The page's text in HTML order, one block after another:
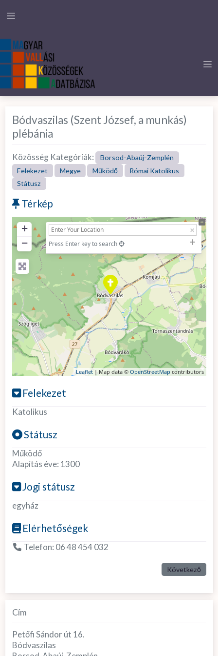
Bódvaszilas (Szent József, a munkás)
plébánia
Közösség Kategóriák:
Borsod-Abaúj-Zemplén
Felekezet
Megye Működő
Római Katolikus
Státusz
Térkép
+
−
Press Enter key to search
Leaflet| Map data © OpenStreetMap contributors
Felekezet
Katolikus
Státusz
Működő
Alapítás éve: 1300
Jogi státusz
egyház
Elérhetőségek
Telefon: 06 48 454 032
Következő
Cím
Petőfi Sándor út 16.
Bódvaszilas